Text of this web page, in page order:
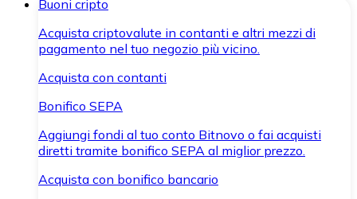
Buoni cripto
Acquista criptovalute in contanti e altri mezzi di
pagamento nel tuo negozio più vicino.
Acquista con contanti
Bonifico SEPA
Aggiungi fondi al tuo conto Bitnovo o fai acquisti
diretti tramite bonifico SEPA al miglior prezzo.
Acquista con bonifico bancario